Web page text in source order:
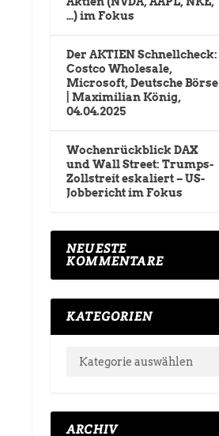
…) im Fokus
Der AKTIEN Schnellcheck:
Costco Wholesale,
Microsoft, Deutsche Börse
| Maximilian König,
04.04.2025
Wochenrückblick DAX
und Wall Street: Trumps-
Zollstreit eskaliert – US-
Jobbericht im Fokus
NEUESTE
KOMMENTARE
KATEGORIEN
ARCHIV